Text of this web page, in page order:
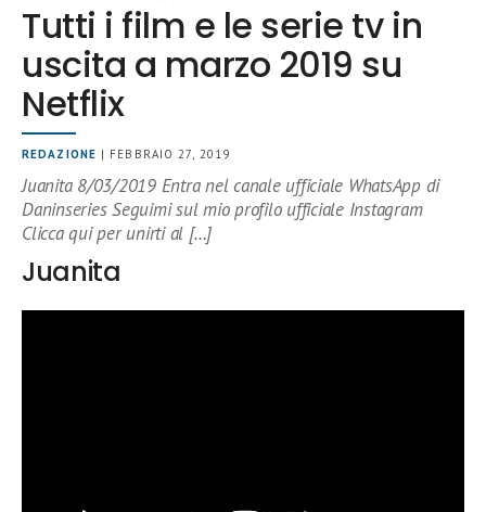
Tutti i film e le serie tv in
uscita a marzo 2019 su
Netflix
REDAZIONE | FEBBRAIO 27, 2019
Juanita 8/03/2019 Entra nel canale ufficiale WhatsApp di
Daninseries Seguimi sul mio profilo ufficiale Instagram
Clicca qui per unirti al […]
Juanita